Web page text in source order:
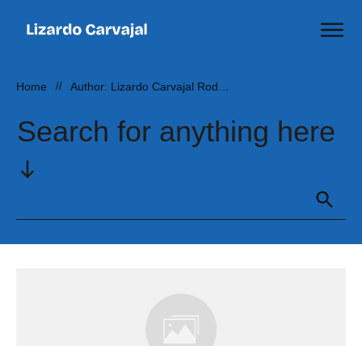
Home // Author: Lizardo Carvajal Rodríguez
Search for anything here